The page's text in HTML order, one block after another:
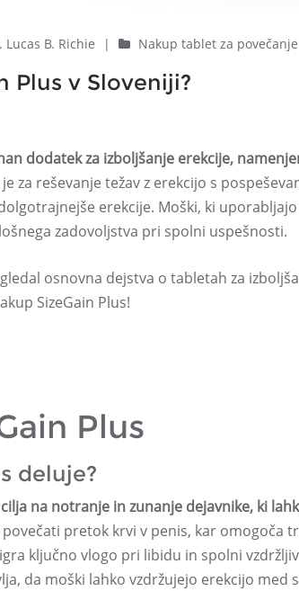
Lucas B. Richie | Nakup tablet za
Plus v Sloveniji?
dodatek za izboljšanje erekcije,
za reševanje težav z erekcijo s
erekcije. Moški, ki
zadovoljstva pri spolni uspešnosti.
osnovna dejstva o tabletah za
SizeGain Plus!
Plus
deluje?
na notranje in zunanje dejavnike, ki
pretok krvi v penis, kar omogoča
ključno vlogo pri libidu in spolni
da moški lahko vzdržujejo erekcijo med